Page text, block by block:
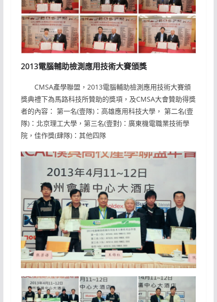
2013電腦輔助檢測應用技術大賽頒獎
CMSA產學聯盟，2013電腦輔助檢測應用技術大賽頒
獎典禮下為馬路科技所贊助的獎項，及CMSA大會贊助得獎
者的內容： 第一名(壹隊)：高雄應用科技大學， 第二名(壹
隊)：北京理工大學，第三名(壹對)：廣東機電職業技術學
院，佳作獎(肆隊)：其他四隊